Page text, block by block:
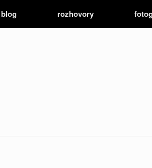
blog rozhovory